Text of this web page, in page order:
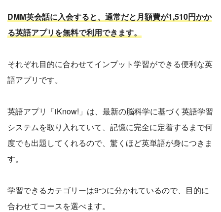
DMM英会話に入会すると、通常だと月額費が1,510円かか
る英語アプリを無料で利用できます。
それぞれ目的に合わせてインプット学習ができる便利な英
語アプリです。
英語アプリ「iKnow!」は、最新の脳科学に基づく英語学習
システムを取り入れていて、記憶に完全に定着するまで何
度でも出題してくれるので、驚くほど英単語が身につきま
す。
学習できるカテゴリーは9つに分かれているので、目的に
合わせてコースを選べます。